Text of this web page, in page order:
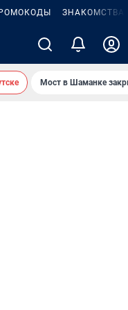
ЗНАКОМСТВА
Мост в Шаманке